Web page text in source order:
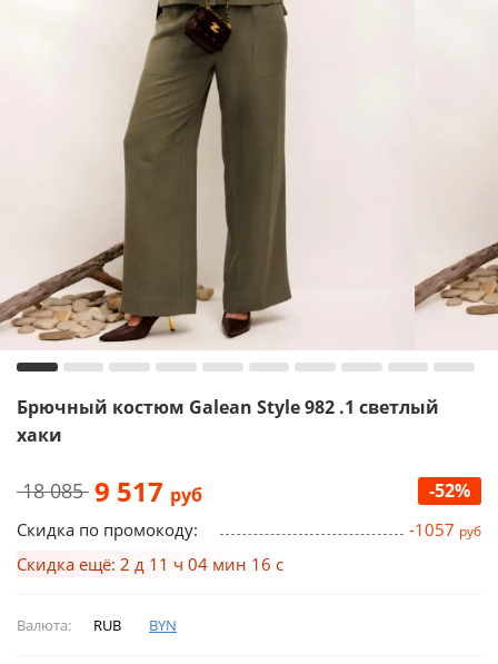
Брючный костюм Galean Style 982 .1 светлый
хаки
18 085 9 517 руб -52%
Скидка по промокоду: -1057 руб
Скидка ещё: 2 д 11 ч 04 мин 16 с
Валюта: RUB BYN